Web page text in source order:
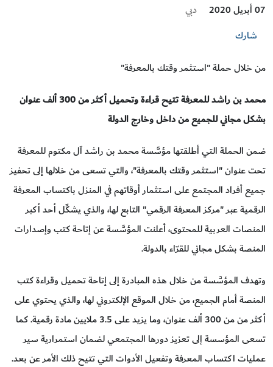
07 أبريل 2020
دبي
شارك
من خلال حملة "استثمر وقتك بالمعرفة"
محمد بن راشد للمعرفة تتيح قراءة وتحميل أكثر من 300 ألف عنوان
بشكل مجاني للجميع من داخل وخارج الدولة
ضمن الحملة التي أطلقتها مؤسَّسة محمد بن راشد آل مكتوم للمعرفة
تحت عنوان "استثمر وقتك بالمعرفة"، والتي تسعى من خلالها إلى تحفيز
جميع أفراد المجتمع على استثمار أوقاتهم في المنزل باكتساب المعرفة
الرقمية عبر "مركز المعرفة الرقمي" التابع لها، والذي يشكِّل أحد أكبر
المنصات العربية للمحتوى، أعلنت المؤسَّسة عن إتاحة كتب وإصدارات
المنصة بشكل مجاني للقرّاء بالدولة.
وتهدف المؤسَّسة من خلال هذه المبادرة إلى إتاحة تحميل وقراءة كتب
المنصة أمام الجميع، من خلال الموقع الإلكتروني لها، والذي يحتوي على
أكثر من من 300 ألف عنوان، وما يزيد على 3.5 ملايين مادة رقمية. كما
تسعى المؤسسة إلى تعزيز دورها المجتمعي لضمان استمرارية سير
عمليات اكتساب المعرفة وتفعيل الأدوات التي تتيح ذلك الأمر عن بعد.